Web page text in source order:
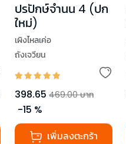
ปรปักษ์จำนน 4 (ปก
ใหม่)
เผิงไหลเค่อ
ถังเจวียน
398.65 469.00 บาท
-15 %
เพิ่มลงตะกร้า